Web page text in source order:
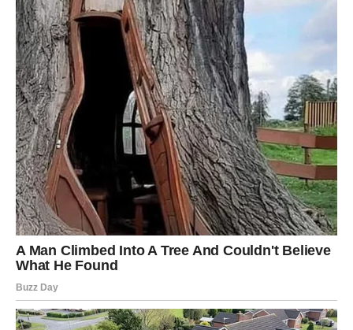
Ulje i jogurt kratko izmiksajte pa redom dodajte.
Pomiješajte smjesu brašna, praška za pecivo i griza sa
ostalim sastojcima.
Za postizanje željenog rezultata bitno je u smjesu umiješati
čvrsti snijeg od bjelanjaka, nježno ih lopaticom sjediniti s
ostalim sastojcima.
Pripremite tepsiju 21×36 cm tako da je namastite i pobrašnite.